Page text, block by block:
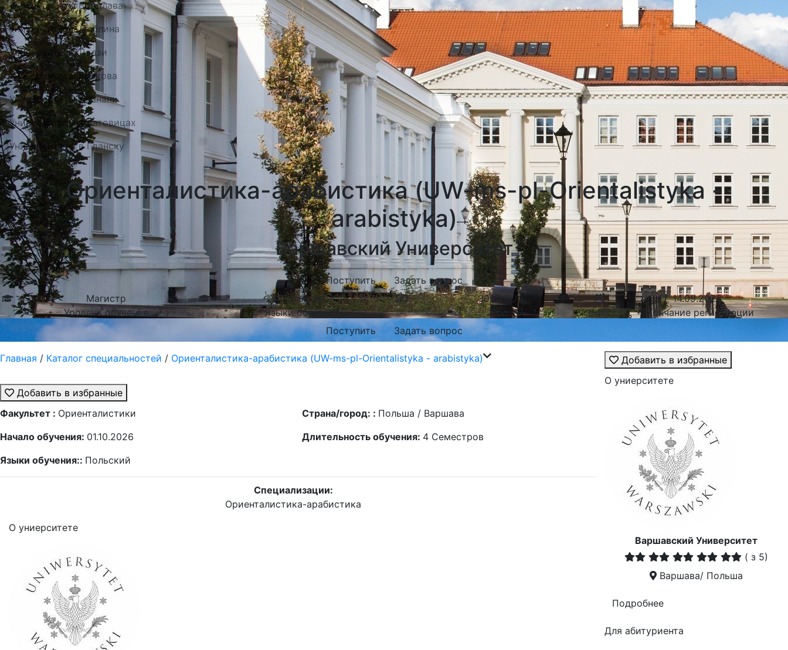
Университеты Вроцлава
Университеты Люблина
Университеты Лодзи
Университеты Кракова
Университеты Познани
Университеты в Катовицах
Университеты в Гданску
Ориенталистика-арабистика (UW-ms-pl-Orientalistyka -
arabistyka)
Варшавский Университет
Поступить
Задать вопрос
Магистр
Уровень обучения
Польский
Языки обучения:
3090 EUR
Год
14.09.2026
Окончание регистрации
Поступить
Задать вопрос
Главная / Каталог специальностей / Ориенталистика-арабистика (UW-ms-pl-Orientalistyka - arabistyka)
Добавить в избранные
Факультет : Ориенталистики Страна/город: : Польша / Варшава
Начало обучения: 01.10.2026 Длительность обучения: 4 Семестров
Языки обучения:: Польский
Специализации:
Ориенталистика-арабистика
О униерситете
Добавить в избранные
О униерситете
Варшавский Университет
( з 5)
Варшава/ Польша
Подробнее
Для абитуриента